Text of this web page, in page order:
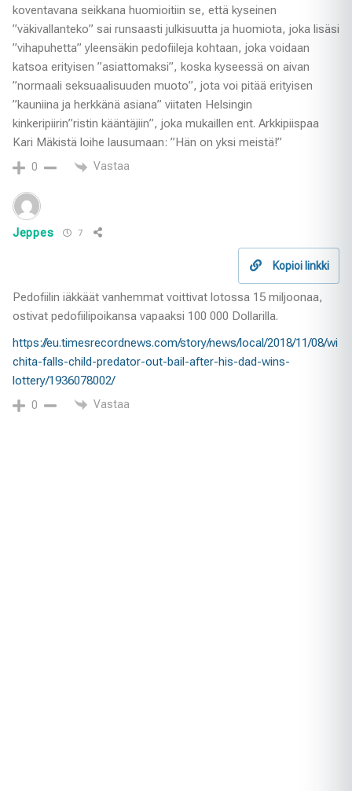
koventavana seikkana huomioitiin se, että kyseinen
”väkivallanteko” sai runsaasti julkisuutta ja huomiota, joka lisäsi
”vihapuhetta” yleensäkin pedofiileja kohtaan, joka voidaan
katsoa erityisen ”asiattomaksi”, koska kyseessä on aivan
”normaali seksuaalisuuden muoto”, jota voi pitää erityisen
”kauniina ja herkkänä asiana” viitaten Helsingin
kinkeripiirin”ristin kääntäjiin”, joka mukaillen ent. Arkkipiispaa
Kari Mäkistä loihe lausumaan: ”Hän on yksi meistä!”
0 Vastaa
Jeppes 7
Kopioi linkki
Pedofiilin iäkkäät vanhemmat voittivat lotossa 15 miljoonaa,
ostivat pedofiilipoikansa vapaaksi 100 000 Dollarilla.
https://eu.timesrecordnews.com/story/news/local/2018/11/08/wi
chita-falls-child-predator-out-bail-after-his-dad-wins-
lottery/1936078002/
0 Vastaa